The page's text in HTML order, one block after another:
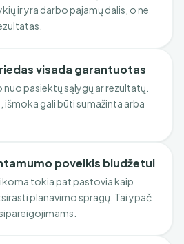
ir yra darbo pajamų dalis, o ne
visada garantuotas
pasiektų sąlygų ar rezultatų.
išmoka gali būti sumažinta arba
poveikis biudžetui
tokia pat pastovia kaip
planavimo spragų. Tai ypač